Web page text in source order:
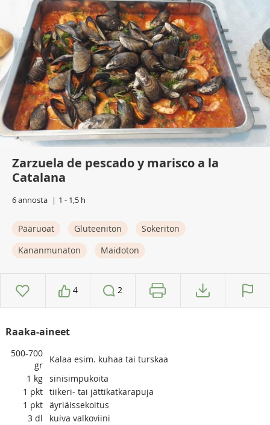
Zarzuela de pescado y marisco a la
Catalana
6 annosta 1 - 1,5 h
Pääruoat Gluteeniton
Sokeriton
Kananmunaton
Maidoton
4 2
Raaka-aineet
500-700
gr
Kalaa esim. kuhaa tai turskaa
1 kg sinisimpukoita
1 pkt tiikeri- tai jättikatkarapuja
1 pkt äyriäissekoitus
3 dl
kuiva valkoviini